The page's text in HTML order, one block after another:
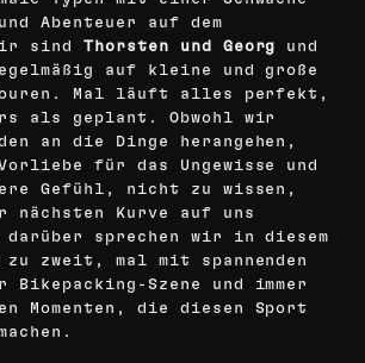
Abenteuer auf dem
sindThorsten und Georg
und
auf kleine und große
Mal läuft alles perfekt,
als geplant. Obwohl wir
an die Dinge herangehen,
für das Ungewisse und
Gefühl, nicht zu wissen,
nächsten Kurve auf uns
darüber sprechen wir in diesem
zu zweit, mal mit spannenden
Bikepacking-Szene und immer
Momenten, die diesen Sport